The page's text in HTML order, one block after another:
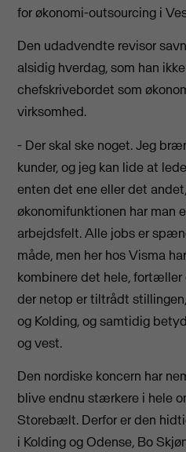
for økonomi-outsourcing i
Den udadvendte revisor
alsidig hverdag, som han
chefskrivebordet som
virksomhed.
- Der skal ske noget. Jeg
kunder, og jeg kan lide at
enten det ene eller det
økonomifunktionen har man
arbejdsfelt. Alle jobs er
måde, men her hos Visma
kombinere det hele, fortæller
der netop er tiltrådt
og Kolding, og samtidig
og vest.
Den nordiske koncern har
blive endnu stærkere i hele
Storebælt. Derfor er den
i Kolding og Odense, Bo